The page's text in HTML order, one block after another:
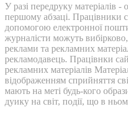
У разі передруку матеріалів
першому абзаці. Працівники
допомогою електронної
журналісти можуть
реклами та рекламних
рекламодавець. Працівнки
рекламних матеріалів
відображенням сприйняття
мають на меті будь-кого
дуику на світ, події, що в